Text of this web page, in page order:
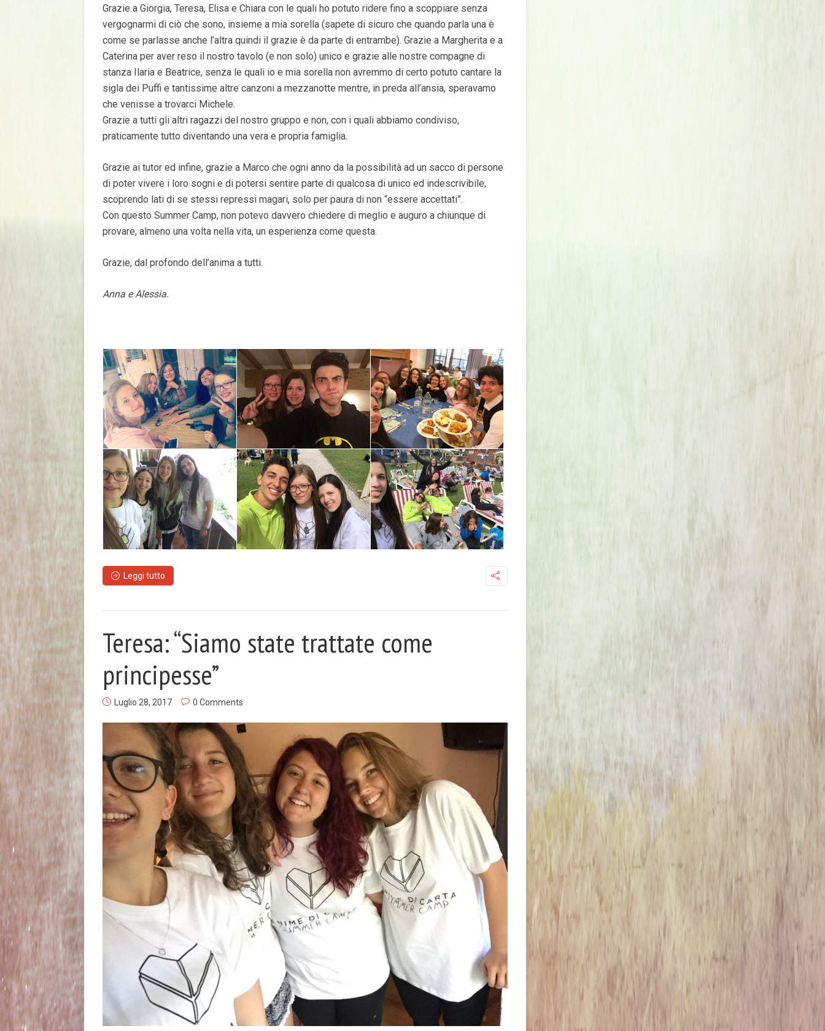
Grazie a Giorgia, Teresa, Elisa e Chiara con le quali ho potuto ridere fino a scoppiare senza
vergognarmi di ciò che sono, insieme a mia sorella (sapete di sicuro che quando parla una è
come se parlasse anche l’altra quindi il grazie è da parte di entrambe). Grazie a Margherita e a
Caterina per aver reso il nostro tavolo (e non solo) unico e grazie alle nostre compagne di
stanza Ilaria e Beatrice, senza le quali io e mia sorella non avremmo di certo potuto cantare la
sigla dei Puffi e tantissime altre canzoni a mezzanotte mentre, in preda all’ansia, speravamo
che venisse a trovarci Michele.
Grazie a tutti gli altri ragazzi del nostro gruppo e non, con i quali abbiamo condiviso,
praticamente tutto diventando una vera e propria famiglia.
Grazie ai tutor ed infine, grazie a Marco che ogni anno da la possibilità ad un sacco di persone
di poter vivere i loro sogni e di potersi sentire parte di qualcosa di unico ed indescrivibile,
scoprendo lati di se stessi repressi magari, solo per paura di non “essere accettati”.
Con questo Summer Camp, non potevo davvero chiedere di meglio e auguro a chiunque di
provare, almeno una volta nella vita, un esperienza come questa.
Grazie, dal profondo dell’anima a tutti.
Anna e Alessia.
Leggi tutto
Teresa: “Siamo state trattate come
principesse”
Luglio 28, 2017 0 Comments